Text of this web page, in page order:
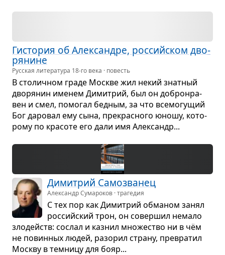
Гисто­рия об Алек­сан­дре, рос­сийском дво­
ря­нине
Русская литература 18-го века · повесть
В сто­лич­ном граде Москве жил некий знат­ный
дво­ря­нин име­нем Димит­рий, был он добро­нра­
вен и смел, помо­гал бед­ным, за что все­мо­гу­щий
Бог даро­вал ему сына, пре­крас­ного юношу, кото­
рому по кра­соте его дали имя Алек­сандр...
Димит­рий Само­зва­нец
Александр Сумароков · трагедия
С тех пор как Димит­рий обма­ном занял
рос­сийский трон, он совер­шил немало
зло­действ: сослал и каз­нил мно­же­ство ни в чём
не повин­ных людей, разо­рил страну, пре­вра­тил
Москву в тем­ницу для бояр...